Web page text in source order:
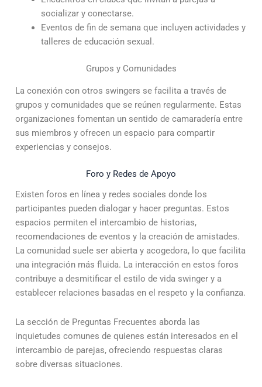
socializar y conectarse.
Eventos de fin de semana que incluyen actividades y
talleres de educación sexual.
Grupos y Comunidades
La conexión con otros swingers se facilita a través de
grupos y comunidades que se reúnen regularmente. Estas
organizaciones fomentan un sentido de camaradería entre
sus miembros y ofrecen un espacio para compartir
experiencias y consejos.
Foro y Redes de Apoyo
Existen foros en línea y redes sociales donde los
participantes pueden dialogar y hacer preguntas. Estos
espacios permiten el intercambio de historias,
recomendaciones de eventos y la creación de amistades.
La comunidad suele ser abierta y acogedora, lo que facilita
una integración más fluida. La interacción en estos foros
contribuye a desmitificar el estilo de vida swinger y a
establecer relaciones basadas en el respeto y la confianza.
La sección de Preguntas Frecuentes aborda las
inquietudes comunes de quienes están interesados en el
intercambio de parejas, ofreciendo respuestas claras
sobre diversas situaciones.